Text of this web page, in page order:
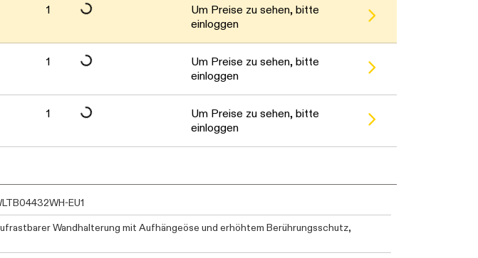
1
geladen. Bitte warten...
Um Preise zu sehen, bitte
einloggen
1
geladen. Bitte warten...
Um Preise zu sehen, bitte
einloggen
1
geladen. Bitte warten...
Um Preise zu sehen, bitte
einloggen
EU1
Wandhalterung mit Aufhängeöse und erhöhtem Berührungsschutz,